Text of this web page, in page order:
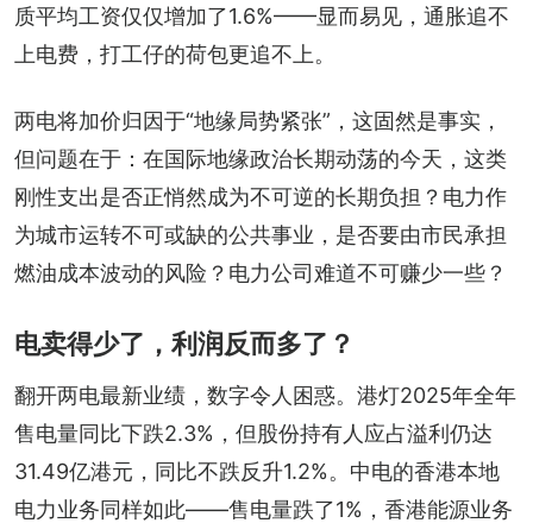
质平均工资仅仅增加了1.6%——显而易见，通胀追不
上电费，打工仔的荷包更追不上。
两电将加价归因于“地缘局势紧张”，这固然是事实，
但问题在于：在国际地缘政治长期动荡的今天，这类
刚性支出是否正悄然成为不可逆的长期负担？电力作
为城市运转不可或缺的公共事业，是否要由市民承担
燃油成本波动的风险？电力公司难道不可赚少一些？
电卖得少了，利润反而多了？
翻开两电最新业绩，数字令人困惑。港灯2025年全年
售电量同比下跌2.3%，但股份持有人应占溢利仍达
31.49亿港元，同比不跌反升1.2%。中电的香港本地
电力业务同样如此——售电量跌了1%，香港能源业务